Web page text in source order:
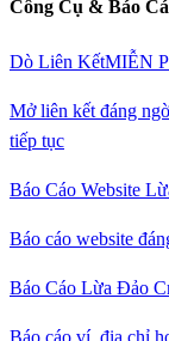
Công Cụ & Báo
Dò Liên KếtMIỄN
Mở liên kết đáng
tiếp tục
Báo Cáo Website
Báo cáo website
Báo Cáo Lừa Đảo